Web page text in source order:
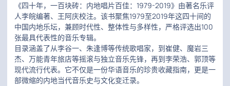
《四十年，一百块砖：内地唱片百佳：1979-2019》由著名乐评
人李皖编著、王阿庆校注。该书聚焦1979至2019年这四十间的
中国内地乐坛，兼顾时代性、整体性与多样性，严格评选出100
张最具代表性的音乐专辑。
目录涵盖了从李谷一、朱逢博等传统歌唱家，到崔健、魔岩三
杰、万能青年旅店等摇滚与独立音乐先锋，再到李荣浩、郭顶等
现代流行代表。它不仅是一份华语音乐的珍贵收藏指南，更是一
部微缩的内地当代音乐史与文化变迁录。